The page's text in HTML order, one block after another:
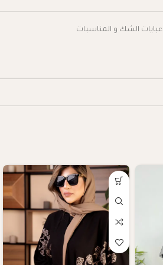
عبايات الشك و المناسبات